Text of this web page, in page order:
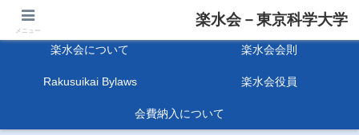
楽水会－東京科学大学
楽水会について 楽水会会則
Rakusuikai Bylaws 楽水会役員
会費納入について
メニュー
楽水会－東京科学大学